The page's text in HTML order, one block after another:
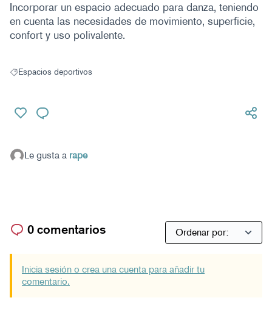
Incorporar un espacio adecuado para danza, teniendo
en cuenta las necesidades de movimiento, superficie,
confort y uso polivalente.
Resultados al filtrar por: Espacios deportivos
Espacios deportivos
Le gusta a rape
0 comentarios
Inicia sesión o crea una cuenta para añadir tu
comentario.